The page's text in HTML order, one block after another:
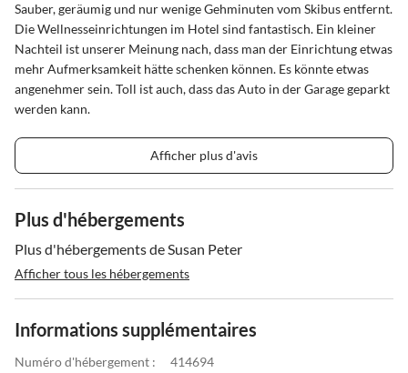
Sauber, geräumig und nur wenige Gehminuten vom Skibus entfernt.
Die Wellnesseinrichtungen im Hotel sind fantastisch. Ein kleiner
Nachteil ist unserer Meinung nach, dass man der Einrichtung etwas
mehr Aufmerksamkeit hätte schenken können. Es könnte etwas
angenehmer sein. Toll ist auch, dass das Auto in der Garage geparkt
werden kann.
Afficher plus d'avis
Plus d'hébergements
Plus d'hébergements de Susan Peter
Afficher tous les hébergements
Informations supplémentaires
Numéro d'hébergement : 414694